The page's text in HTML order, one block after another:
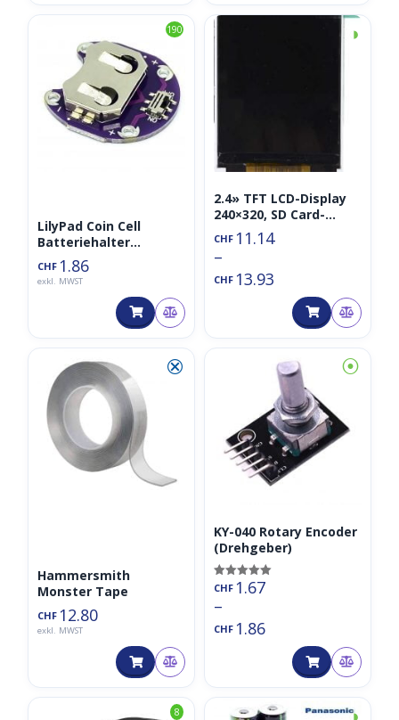
190
LilyPad Coin Cell
Batteriehalter
Knopfzelle CR2032
CHF 1.86
exkl. MWST
◑
2.4» TFT LCD-Display
240×320, SD Card-
Reader (opt. Touch)
CHF 11.14
–
CHF 13.93
⮿
Hammersmith
Monster Tape
CHF 12.80
exkl. MWST
⦿
KY-040 Rotary Encoder
(Drehgeber)
Bewertet mit
von 5
CHF 1.67
–
CHF 1.86
8